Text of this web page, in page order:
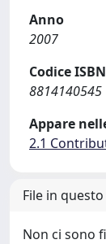
Anno
2007
Codice ISBN
8814140545
Appare
2.1
File in
Non ci sono